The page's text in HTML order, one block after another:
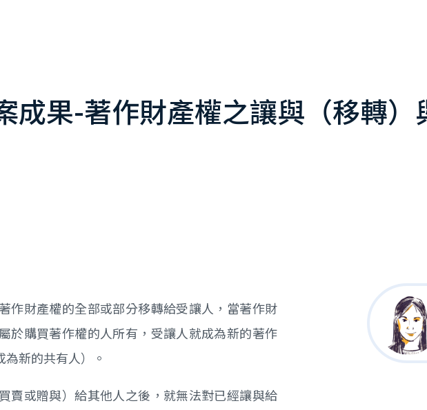
成果-著作財產權之讓與（移轉）
作財產權的全部或部分移轉給受讓人，當著作財
於購買著作權的人所有，受讓人就成為新的著作
新的共有人）。
賣或贈與）給其他人之後，就無法對已經讓與給